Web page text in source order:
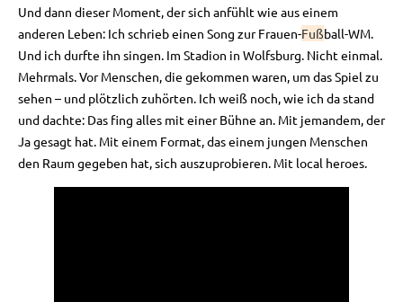
Und dann dieser Moment, der sich anfühlt wie aus einem
anderen Leben: Ich schrieb einen Song zur Frauen-Fußball-WM.
Und ich durfte ihn singen. Im Stadion in Wolfsburg. Nicht einmal.
Mehrmals. Vor Menschen, die gekommen waren, um das Spiel zu
sehen – und plötzlich zuhörten. Ich weiß noch, wie ich da stand
und dachte: Das fing alles mit einer Bühne an. Mit jemandem, der
Ja gesagt hat. Mit einem Format, das einem jungen Menschen
den Raum gegeben hat, sich auszuprobieren. Mit local heroes.